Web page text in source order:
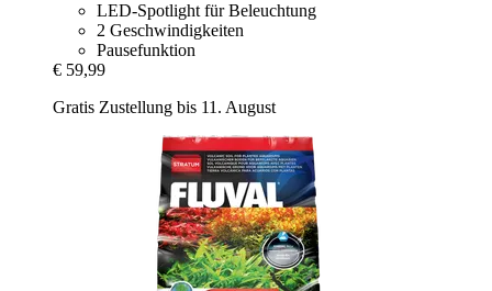
LED-Spotlight für Beleuchtung
2 Geschwindigkeiten
Pausefunktion
€ 59,99
Gratis Zustellung bis 11. August